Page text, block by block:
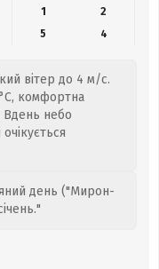
1
2
5 4
вітер до 4 м/с.
комфортна
Вдень небо
день ("Мирон-